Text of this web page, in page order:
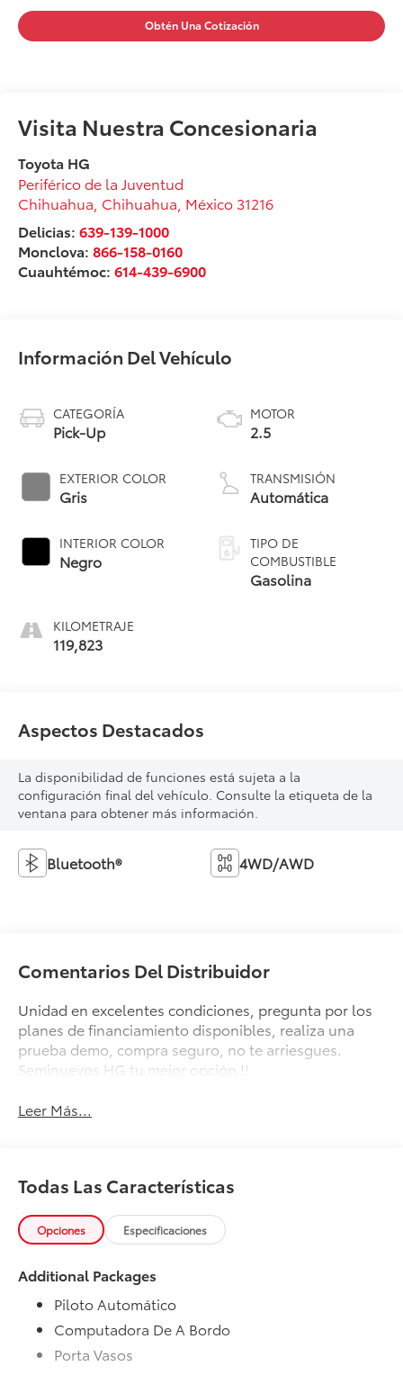
Obtén Una Cotización
Visita Nuestra Concesionaria
Toyota HG
Periférico de la Juventud
Chihuahua Chihuahua , México 31216
Delicias:639-139-1000
Monclova:866-158-0160
Cuauhtémoc:614-439-6900
Información Del Vehículo
CATEGORÍA
Pick-Up
EXTERIOR COLOR
Gris
INTERIOR COLOR
Negro
KILOMETRAJE
119,823
MOTOR
2.5
TRANSMISIÓN
Automática
TIPO DE
COMBUSTIBLE
Gasolina
Aspectos Destacados
La disponibilidad de funciones está sujeta a la
configuración final del vehículo. Consulte la etiqueta de la
ventana para obtener más información.
Bluetooth® 4WD/AWD
Comentarios Del Distribuidor
Unidad en excelentes condiciones, pregunta por los
planes de financiamiento disponibles, realiza una
prueba demo, compra seguro, no te arriesgues.
Seminuevos HG tu mejor opción !!
Leer Más...
Todas Las Características
Opciones Especificaciones
Additional Packages
Piloto Automático
Computadora De A Bordo
Porta Vasos